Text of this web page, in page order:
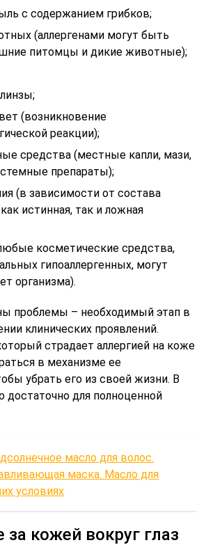
с содержанием грибков;
(аллергенами могут быть
питомцы и дикие животные);
(возникновение
реакции);
средства (местные капли, мази,
препараты);
(в зависимости от состава
истинная, так и ложная
косметические средства,
гипоаллергенных, могут
организма).
проблемы – необходимый этап в
клинических проявлений.
страдает аллергией на коже
в механизме ее
убрать его из своей жизни. В
достаточно для полноценной
масло для волос.
маска. Масло для
условиях
за кожей вокруг глаз